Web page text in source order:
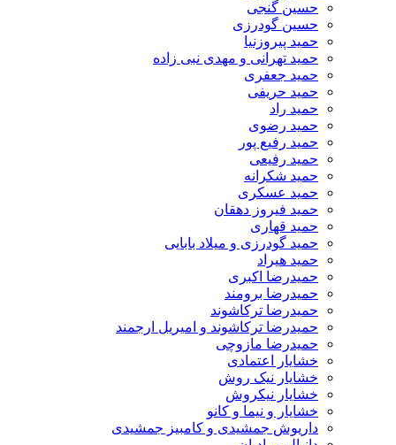
حسین گنجی
حسین گودرزی
حمید پیروزنیا
حمید تهرانی و مهدی نبی زاده
حمید جعفری
حمید حریفی
حمید راد
حمید رضوی
حمید رفیع پور
حمید رفیعی
حمید شکرانه
حمید عسکری
حمید فیروز دهقان
حمید قهاری
حمید گودرزی و میلاد بابایی
حمید هیراد
حمیدرضا اکبری
حمیدرضا برومند
حمیدرضا ترکاشوند
حمیدرضا ترکاشوند و امیریل ارجمند
حمیدرضا مازوچی
خشایار اعتمادی
خشایار نیک روش
خشایار نیکروش
خشایار و نیما و کانو
داریوش جمشیدی و کامبیز جمشیدی